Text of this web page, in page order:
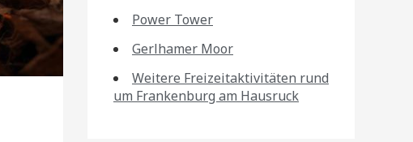
Power Tower
Gerlhamer Moor
Weitere Freizeitaktivitäten rund
um Frankenburg am Hausruck